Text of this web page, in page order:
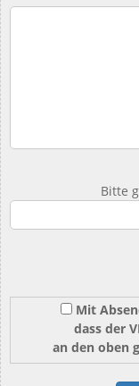
Bitte
Mit
dass der
an den oben